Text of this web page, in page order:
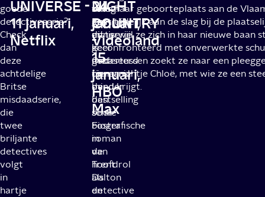
goede
detectiveserie?
Check
dan
deze
achtdelige
Britse
misdaadserie,
die
twee
briljante
detectives
volgt
in
hartje
UNIVERSE -
11 januari,
Netflix
of-
age
miniserie
is
gebaseerd
op
de
bestselling
semi-
biografische
roman
van
Trent
Dalton
en
NIGHT
COUNTRY
-
15
januari,
HBO
Max
terug!
En
dit
keer
met
niemand
minder
dan
Jodie
Foster
in
de
hoofdrol
als
detective
24
januari,
Videoland
naar haar geboorteplaats aan de
gaat tijdelijk aan de slag bij de
en terwijl ze zich in haar nieuwe baan
geconfronteerd met onverwerkte
Ondertussen zoekt ze naar een
tienernichtje Chloë, met wie ze een
band krijgt.